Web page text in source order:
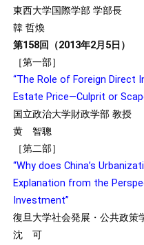
東西大学国際学部 学部長
韓 哲煥
第158回（2013年2月5日）
［第一部］
“The Role of Foreign Direct
Estate Price―Culprit or
国立政治大学財政学部 教授
黄 智聰
［第二部］
“Why does China’s
Explanation from the
Investment”
復旦大学社会発展・公共政策
沈 可